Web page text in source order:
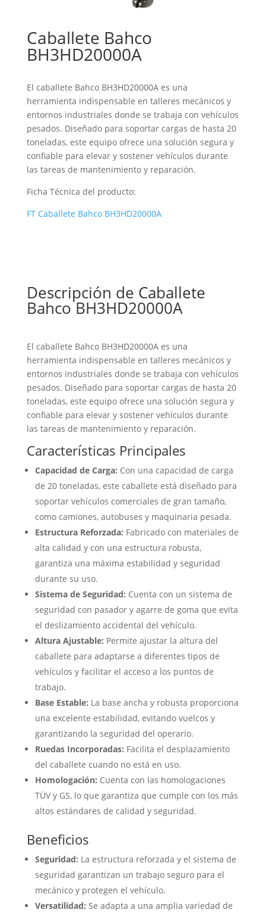
Caballete Bahco
BH3HD20000A
El caballete Bahco BH3HD20000A es una
herramienta indispensable en talleres mecánicos y
entornos industriales donde se trabaja con vehículos
pesados. Diseñado para soportar cargas de hasta 20
toneladas, este equipo ofrece una solución segura y
confiable para elevar y sostener vehículos durante
las tareas de mantenimiento y reparación.
Ficha Técnica del producto:
FT Caballete Bahco BH3HD20000A
Descripción de Caballete
Bahco BH3HD20000A
El caballete Bahco BH3HD20000A es una
herramienta indispensable en talleres mecánicos y
entornos industriales donde se trabaja con vehículos
pesados. Diseñado para soportar cargas de hasta 20
toneladas, este equipo ofrece una solución segura y
confiable para elevar y sostener vehículos durante
las tareas de mantenimiento y reparación.
Características Principales
Capacidad de Carga: Con una capacidad de carga
de 20 toneladas, este caballete está diseñado para
soportar vehículos comerciales de gran tamaño,
como camiones, autobuses y maquinaria pesada.
Estructura Reforzada: Fabricado con materiales de
alta calidad y con una estructura robusta,
garantiza una máxima estabilidad y seguridad
durante su uso.
Sistema de Seguridad: Cuenta con un sistema de
seguridad con pasador y agarre de goma que evita
el deslizamiento accidental del vehículo.
Altura Ajustable: Permite ajustar la altura del
caballete para adaptarse a diferentes tipos de
vehículos y facilitar el acceso a los puntos de
trabajo.
Base Estable: La base ancha y robusta proporciona
una excelente estabilidad, evitando vuelcos y
garantizando la seguridad del operario.
Ruedas Incorporadas: Facilita el desplazamiento
del caballete cuando no está en uso.
Homologación: Cuenta con las homologaciones
TÜV y GS, lo que garantiza que cumple con los más
altos estándares de calidad y seguridad.
Beneficios
Seguridad: La estructura reforzada y el sistema de
seguridad garantizan un trabajo seguro para el
mecánico y protegen el vehículo.
Versatilidad: Se adapta a una amplia variedad de